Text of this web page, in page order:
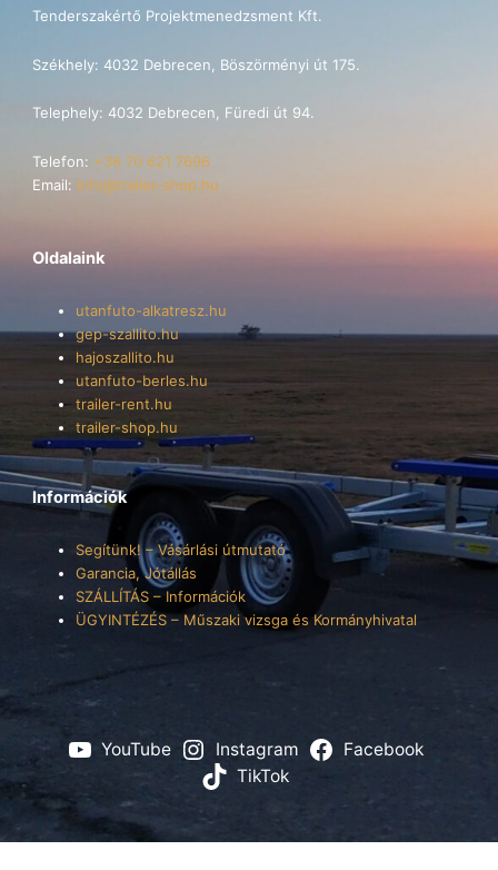
Tenderszakértő Projektmenedzsment Kft.
Székhely: 4032 Debrecen, Böszörményi út 175.
Telephely: 4032 Debrecen, Füredi út 94.
Telefon: +36 70 621 7696
Email: info@trailer-shop.hu
Oldalaink
utanfuto-alkatresz.hu
gep-szallito.hu
hajoszallito.hu
utanfuto-berles.hu
trailer-rent.hu
trailer-shop.hu
Információk
Segítünk! – Vásárlási útmutató
Garancia, Jótállás
SZÁLLÍTÁS – Információk
ÜGYINTÉZÉS – Műszaki vizsga és Kormányhivatal
YouTube Instagram
Facebook
TikTok